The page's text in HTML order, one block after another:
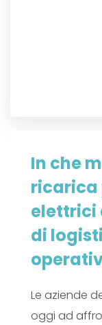
In che
ricarica
elettrici
di
Le aziende
oggi ad